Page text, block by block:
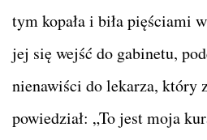
tym kopała i biła pięściami
jej się wejść do gabinetu,
nienawiści do lekarza, który
powiedział: „To jest moja